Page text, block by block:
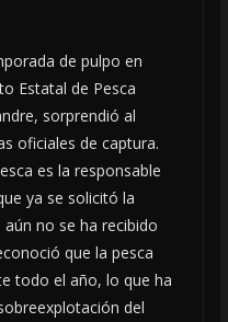
de pulpo en
Estatal de Pesca
sorprendió al
oficiales de captura.
es la responsable
ya se solicitó la
no se ha recibido
que la pesca
todo el año, lo que ha
del